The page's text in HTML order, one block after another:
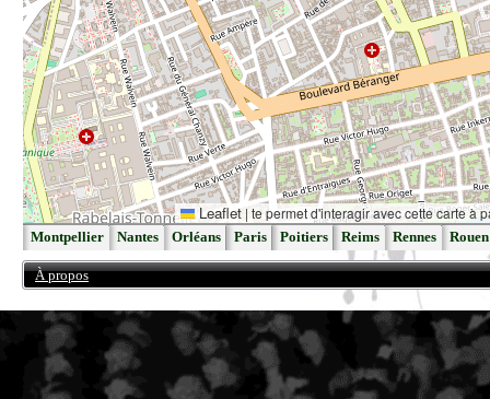
Leaflet | te permet d'interagir avec cette carte à
Montpellier Nantes Orléans Paris Poitiers Reims Rennes Rouen
À propos